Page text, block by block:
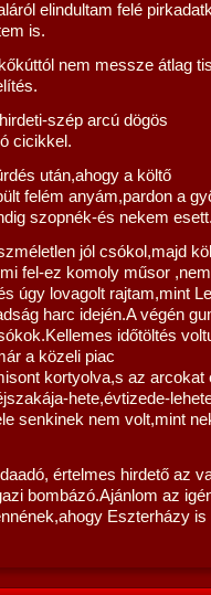
elindultam felé
is.
nem messze átlag
szép arcú dögös
cicikkel.
után,ahogy a költő
felém anyám,pardon a
szopnék-és nekem
jól csókol,majd
fel-ez komoly műsor
úgy lovagolt rajtam,mint
harc idején.A végén
időtöltés
a közeli piac
kortyolva,s az arcokat
hete,évtizede-
senkinek nem volt,mint
értelmes hirdető az
bombázó.Ajánlom az
Eszterházy is